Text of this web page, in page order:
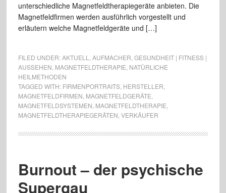
unterschiedliche Magnetfeldtherapiegeräte anbieten. Die
Magnetfeldfirmen werden ausführlich vorgestellt und
erläutern welche Magnetfeldgeräte und […]
FILED UNDER:AKTUELL AUFMACHER GESUNDHEIT | FITNESS |
AUSSEHEN MAGNETFELDTHERAPIE NATÜRLICHE
HEILMETHODEN
TAGGED WITH: FIRMENPORTRAITS, HERSTELLER
MAGNETFELDFIRMEN MAGNETFELDGERÄTE
MAGNETFELDSYSTEMEN MAGNETFELDTHERAPIE
MAGNETFELDTHERAPIEGERÄTEN VERKÄUFER
Burnout – der psychische
Supergau